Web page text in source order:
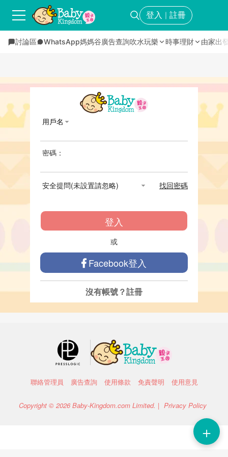
登入 ｜ 註冊
討論區 WhatsApp媽媽谷廣告查詢吹水玩樂 時事理財 由家出
＋
用戶名
密碼：
安全提問(未設置請忽略) 找回密碼
登入
或
Facebook登入
沒有帳號？註冊
聯絡管理員 廣告查詢 使用條款 免責聲明 使用意見
Copyright © 2026 Baby-Kingdom.com Limited. | Privacy Policy